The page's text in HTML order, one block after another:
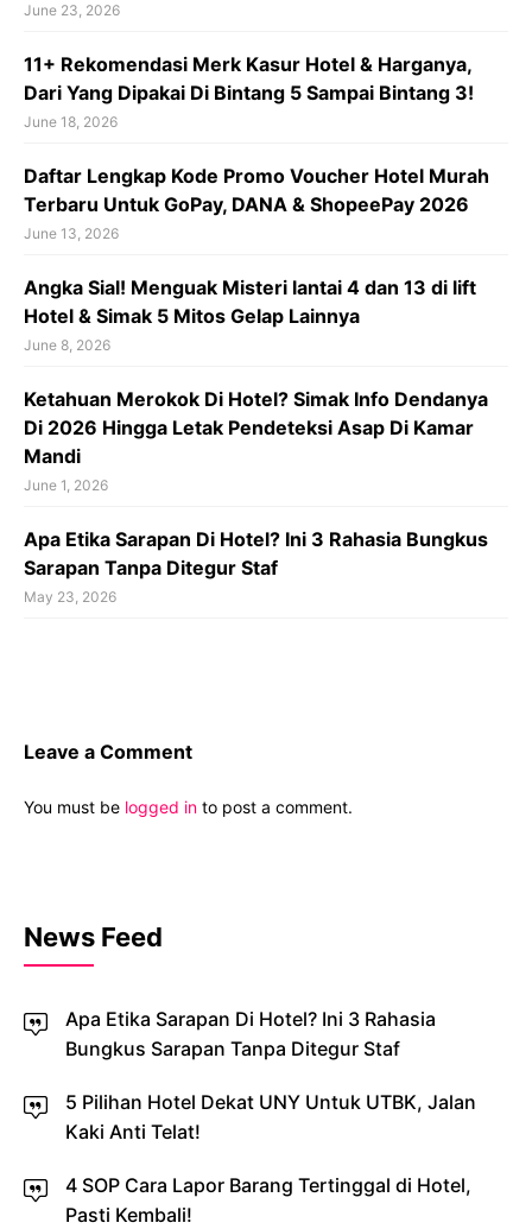
June 23, 2026
11+ Rekomendasi Merk Kasur Hotel & Harganya,
Dari Yang Dipakai Di Bintang 5 Sampai Bintang 3!
June 18, 2026
Daftar Lengkap Kode Promo Voucher Hotel Murah
Terbaru Untuk GoPay, DANA & ShopeePay 2026
June 13, 2026
Angka Sial! Menguak Misteri lantai 4 dan 13 di lift
Hotel & Simak 5 Mitos Gelap Lainnya
June 8, 2026
Ketahuan Merokok Di Hotel? Simak Info Dendanya
Di 2026 Hingga Letak Pendeteksi Asap Di Kamar
Mandi
June 1, 2026
Apa Etika Sarapan Di Hotel? Ini 3 Rahasia Bungkus
Sarapan Tanpa Ditegur Staf
May 23, 2026
Leave a Comment
You must be logged in to post a comment.
News Feed
Apa Etika Sarapan Di Hotel? Ini 3 Rahasia
Bungkus Sarapan Tanpa Ditegur Staf
5 Pilihan Hotel Dekat UNY Untuk UTBK, Jalan
Kaki Anti Telat!
4 SOP Cara Lapor Barang Tertinggal di Hotel,
Pasti Kembali!